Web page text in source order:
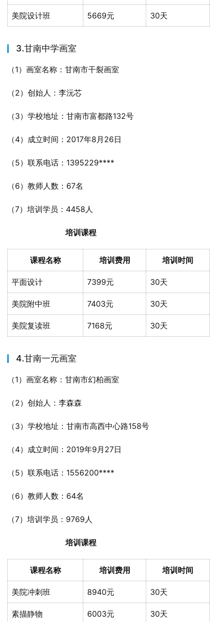
美院设计班 5669元 30天
3.甘南中学画室
（1）画室名称：甘南市干裂画室
（2）创始人：李沅芯
（3）学校地址：甘南市富都路132号
（4）成立时间：2017年8月26日
（5）联系电话：1395229****
（6）教师人数：67名
（7）培训学员：4458人
培训课程
课程名称 培训费用 培训时间
平面设计 7399元 30天
美院附中班 7403元 30天
美院复读班 7168元 30天
4.甘南一元画室
（1）画室名称：甘南市幻柏画室
（2）创始人：李森森
（3）学校地址：甘南市高西中心路158号
（4）成立时间：2019年9月27日
（5）联系电话：1556200****
（6）教师人数：64名
（7）培训学员：9769人
培训课程
课程名称 培训费用 培训时间
美院冲刺班 8940元 30天
素描静物 6003元 30天